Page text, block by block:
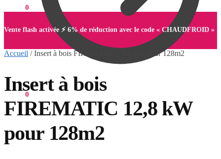
0
0
Vente flash activée ⚡ 6% de réduction avec le code « CHAUDFROID »
Accueil /Insert à bois FIREMATIC 12,8 kW pour 128m2
Insert à bois
FIREMATIC 12,8 kW
pour 128m2